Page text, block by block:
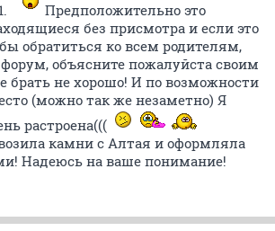
Предположительно это
без присмотра и если это
бы обратиться ко всем родителям,
объясните пожалуйста своим
брать не хорошо! И по возможности
(можно так же незаметно) Я
растроена(((
камни с Алтая и оформляла
Надеюсь на ваше понимание!